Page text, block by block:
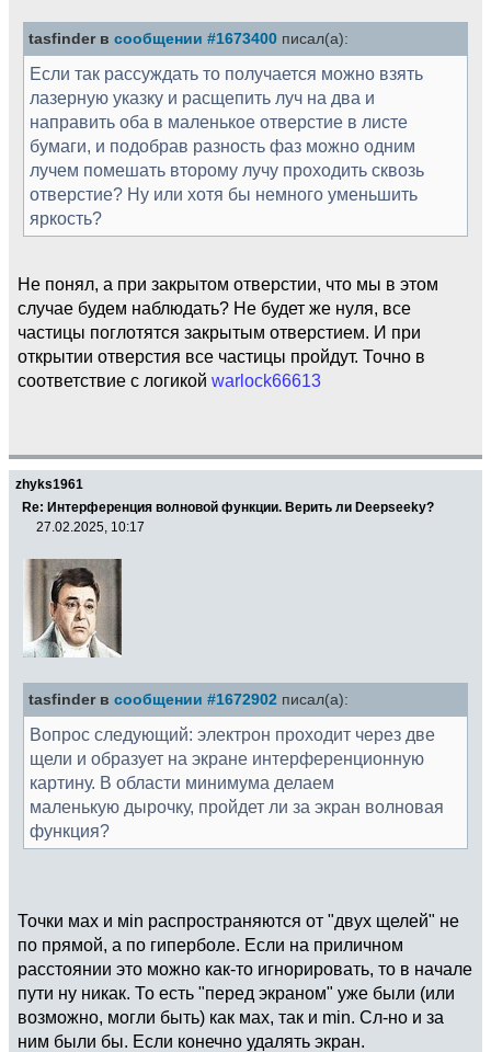
tasfinder в сообщении #1673400 писал(а):
Если так рассуждать то получается можно взять
лазерную указку и расщепить луч на два и
направить оба в маленькое отверстие в листе
бумаги, и подобрав разность фаз можно одним
лучем помешать второму лучу проходить сквозь
отверстие? Ну или хотя бы немного уменьшить
яркость?
Не понял, а при закрытом отверстии, что мы в этом
случае будем наблюдать? Не будет же нуля, все
частицы поглотятся закрытым отверстием. И при
открытии отверстия все частицы пройдут. Точно в
соответствие с логикой warlock66613
zhyks1961
Re: Интерференция волновой функции. Верить ли Deepseekу?
27.02.2025, 10:17
tasfinder в сообщении #1672902 писал(а):
Вопрос следующий: электрон проходит через две
щели и образует на экране интерференционную
картину. В области минимума делаем
маленькую дырочку, пройдет ли за экран волновая
функция?
Точки мах и мin распространяются от "двух щелей" не
по прямой, а по гиперболе. Если на приличном
расстоянии это можно как-то игнорировать, то в начале
пути ну никак. То есть "перед экраном" уже были (или
возможно, могли быть) как мах, так и min. Сл-но и за
ним были бы. Если конечно удалять экран.